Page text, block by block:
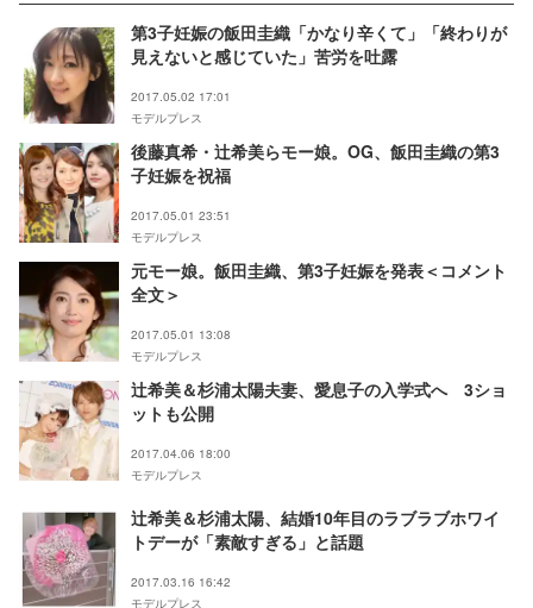
第3子妊娠の飯田圭織「かなり辛くて」「終わりが
見えないと感じていた」苦労を吐露
2017.05.02 17:01
モデルプレス
後藤真希・辻希美らモー娘。OG、飯田圭織の第3
子妊娠を祝福
2017.05.01 23:51
モデルプレス
元モー娘。飯田圭織、第3子妊娠を発表＜コメント
全文＞
2017.05.01 13:08
モデルプレス
辻希美＆杉浦太陽夫妻、愛息子の入学式へ 3ショ
ットも公開
2017.04.06 18:00
モデルプレス
辻希美＆杉浦太陽、結婚10年目のラブラブホワイ
トデーが「素敵すぎる」と話題
2017.03.16 16:42
モデルプレス